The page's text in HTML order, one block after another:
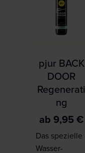
pjur BACK
DOOR
Regenerati
ng
ab 9,95 €
Das spezielle
Wasser-